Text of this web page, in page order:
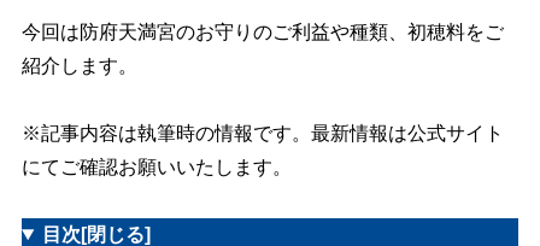
今回は防府天満宮のお守りのご利益や種類、初穂料をご
紹介します。
※記事内容は執筆時の情報です。最新情報は公式サイト
にてご確認お願いいたします。
目次 [閉じる]